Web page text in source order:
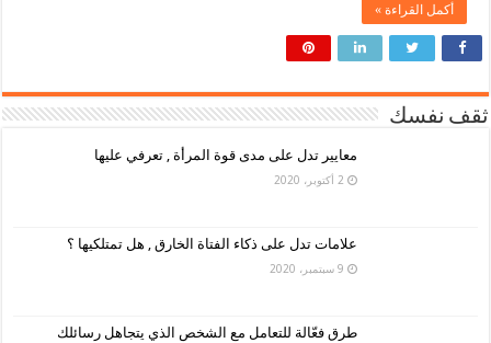
أكمل القراءة »
ثقف نفسك
معايير تدل على مدى قوة المرأة , تعرفي عليها
2 أكتوبر، 2020
علامات تدل على ذكاء الفتاة الخارق , هل تمتلكيها ؟
9 سبتمبر، 2020
طرق فعّالة للتعامل مع الشخص الذي يتجاهل رسائلك